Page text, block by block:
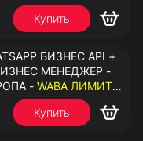
Купить
БИЗНЕС API +
МЕНЕДЖЕР -
- WABA ЛИМИТ
ДО 20
Купить